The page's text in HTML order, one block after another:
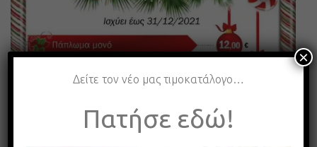
Δείτε τον νέο μας τιμοκατάλογο…
Πατήσε εδώ!
×